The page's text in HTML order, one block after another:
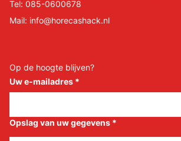
Tel: 085-0600678
Mail: info@horecashack.nl
Op de hoogte blijven?
Uw e-mailadres *
Opslag van uw gegevens *